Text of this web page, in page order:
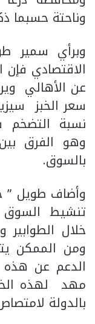
وناحتة حسبما
وبرأي سمير
الاقتصادي
عن الأهالي
سعر الخبز
وهو الفرق
بالسوق.
وأضاف طويل ”
تنشيط السوق
خلال
ومن الممكن
الدعم عن هذه
مهد لهذه
بالدولة